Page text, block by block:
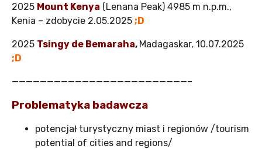
2025 Mount Kenya (Lenana Peak) 4985 m n.p.m.,
Kenia – zdobycie 2.05.2025 ;D
2025 Tsingy de Bemaraha, Madagaskar, 10.07.2025
;D
—————————————————————————–
Problematyka badawcza
potencjał turystyczny miast i regionów /tourism
potential of cities and regions/